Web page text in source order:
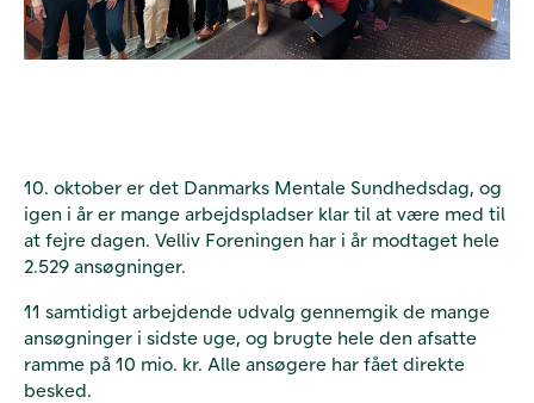
10. oktober er det Danmarks Mentale Sundhedsdag, og
igen i år er mange arbejdspladser klar til at være med til
at fejre dagen. Velliv Foreningen har i år modtaget hele
2.529 ansøgninger.
11 samtidigt arbejdende udvalg gennemgik de mange
ansøgninger i sidste uge, og brugte hele den afsatte
ramme på 10 mio. kr. Alle ansøgere har fået direkte
besked.